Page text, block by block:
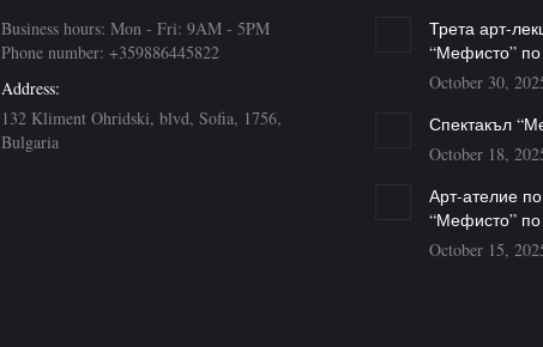
Business hours: Mon - Fri: 9AM - 5PM
Phone number: +359886445822
Address:
132 Kliment Ohridski, blvd, Sofia, 1756,
Bulgaria
Трета арт-
“Мефисто”
October 30,
Спектакъл
October 18,
Арт-ателие
“Мефисто”
October 15,